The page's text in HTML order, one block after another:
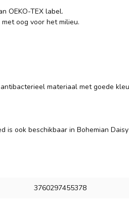
OEKO-TEX label.
oog voor het milieu.
materiaal met goede
is ook beschikbaar in Bohemian
3760297455378